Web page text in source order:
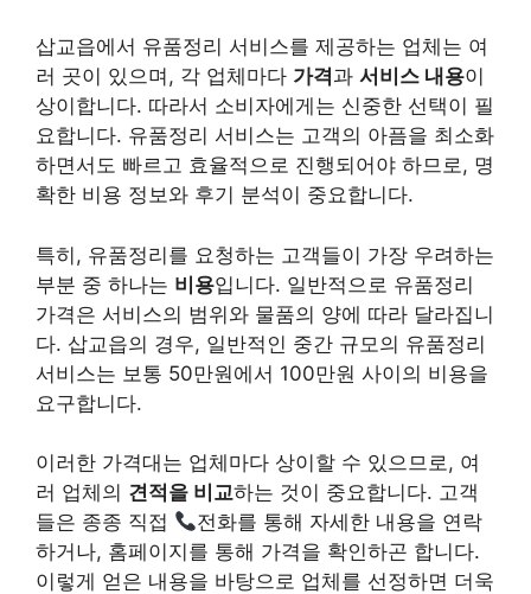
삽교읍에서 유품정리 서비스를 제공하는 업체는 여
러 곳이 있으며, 각 업체마다 가격과 서비스 내용이
상이합니다. 따라서 소비자에게는 신중한 선택이 필
요합니다. 유품정리 서비스는 고객의 아픔을 최소화
하면서도 빠르고 효율적으로 진행되어야 하므로, 명
확한 비용 정보와 후기 분석이 중요합니다.
특히, 유품정리를 요청하는 고객들이 가장 우려하는
부분 중 하나는 비용입니다. 일반적으로 유품정리
가격은 서비스의 범위와 물품의 양에 따라 달라집니
다. 삽교읍의 경우, 일반적인 중간 규모의 유품정리
서비스는 보통 50만원에서 100만원 사이의 비용을
요구합니다.
이러한 가격대는 업체마다 상이할 수 있으므로, 여
러 업체의 견적을 비교하는 것이 중요합니다. 고객
들은 종종 직접
전화를 통해 자세한 내용을 연락
하거나, 홈페이지를 통해 가격을 확인하곤 합니다.
이렇게 얻은 내용을 바탕으로 업체를 선정하면 더욱